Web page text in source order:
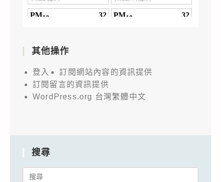
其他操作
登入
訂閱網站內容的資訊提供
訂閱留言的資訊提供
WordPress.org 台灣繁體中文
搜尋
Search